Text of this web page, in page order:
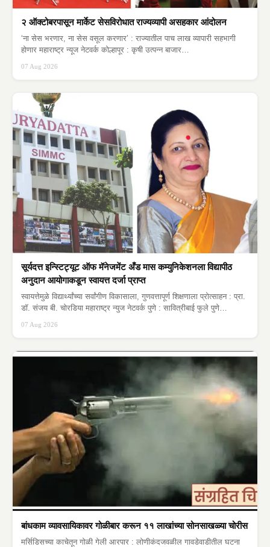
२ ऑक्टोबरपासून मार्केट सेसविरोधात राज्यव्यापी असहकार आंदोलन
‘ना सेस भरणार, ना सेस वसूल करणार’ : राज्यातील पाच लाख व्यापारी सहभागी
होणार महाराष्ट्र न्यूज नेटवर्क कोल्हापूर : कृषी उत्पन्न बाजार…
07 Aug 2026
सूर्यदत्त इन्स्टिट्यूट ऑफ मॅनेजमेंट अँड मास कम्युनिकेशनला विद्यापीठ
अनुदान आयोगाकडून स्वायत्त दर्जा प्राप्त
स्वायत्तेमुळे विद्यार्थ्यांच्या सर्वांगीण विकासाला, गुणवत्तापूर्ण शिक्षणाला प्रोत्साहन : प्रा.
डॉ. संजय बी. चोरडिया महाराष्ट्र न्युज नेटवर्क पुणे : सावित्रीबाई फुले पुणे
07 Aug 2026
बांधकाम व्यावसायिकावर गोळीबार करून ११ लाखांच्या सोनसाखळ्या चोरीस
मर्सिडिसच्या काचेतून गोळी गेली आरपार : लोणीकंदजवळील गावडेवाडीतील घटना